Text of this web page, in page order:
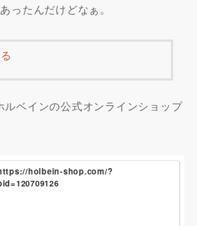
ったんだけどなぁ。
ルベインの公式オンラインショップ
holbein-shop.com/?